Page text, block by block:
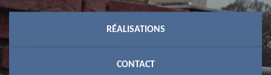
RÉALISATIONS
CONTACT